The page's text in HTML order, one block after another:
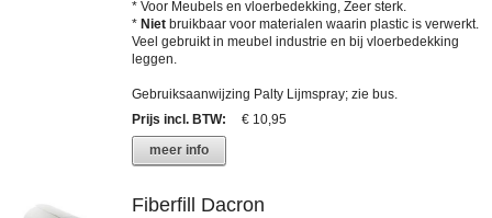
* Voor Meubels en vloerbedekking, Zeer sterk.
* Niet bruikbaar voor materialen waarin plastic is verwerkt.
Veel gebruikt in meubel industrie en bij vloerbedekking
leggen.
Gebruiksaanwijzing Palty Lijmspray; zie bus.
Prijs incl. BTW:
€ 10,95
meer info
Fiberfill Dacron